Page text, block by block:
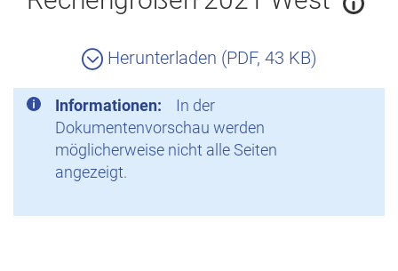
Herunterladen (PDF, 43 KB)
Informationen:
In der
Dokumentenvorschau werden
möglicherweise nicht alle Seiten
angezeigt.